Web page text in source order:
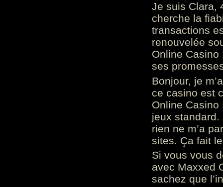
Je suis Clara,
cherche la
transactions
renouvelée
Online
ses
Bonjour, je
ce casino est
Online
jeux standard.
rien ne m’a
sites. Ça fait
Si vous vous
avec Maxxed
sachez que